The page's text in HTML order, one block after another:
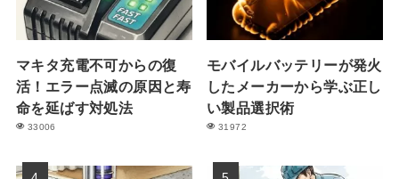
マキタ充電不可からの復
活！エラー点滅の原因と寿
命を延ばす対処法
33006
モバイルバッテリーが発火
したメーカーから学ぶ正し
い製品選択術
31972